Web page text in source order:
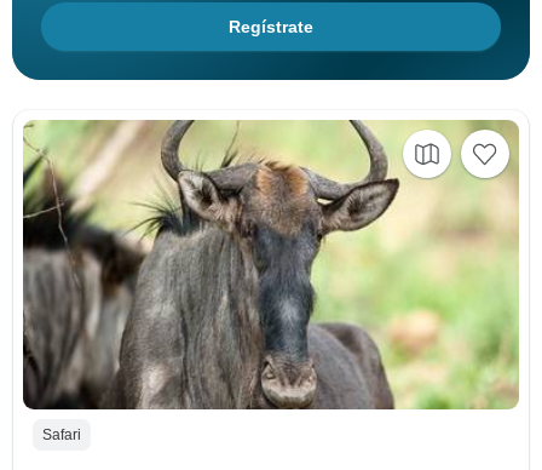
Regístrate
Safari